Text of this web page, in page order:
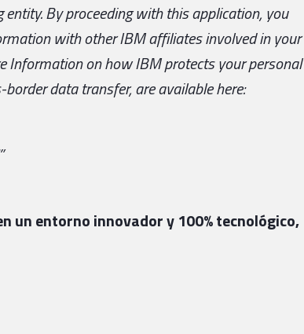
entity.By proceeding with this application, you
with other IBM affiliates involved in your
Information on how IBM protects your personal
data transfer, are available here:
un entorno innovador y 100% tecnológico,